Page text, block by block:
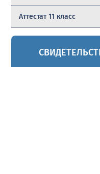
Аттестат 11 класс